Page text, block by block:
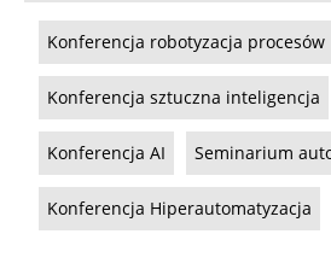
Konferencja robotyzacja procesów
Konferencja sztuczna inteligencja
Konferencja AI Seminarium
Konferencja Hiperautomatyzacja